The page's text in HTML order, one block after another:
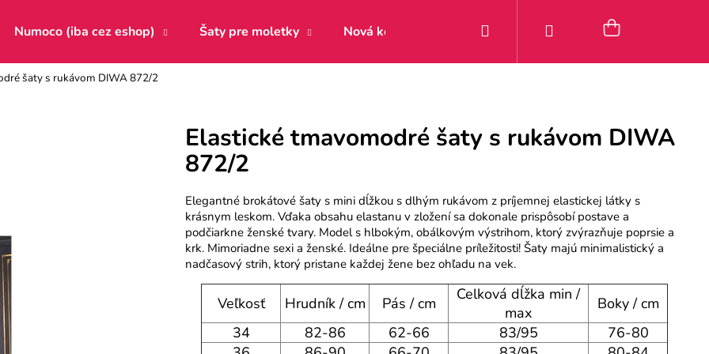
Numoco (iba cez eshop) Šaty pre moletky Nová kolekcia Zľavy Posledné kúsky 9–49 €
PrihlásenieNákupný
šaty s rukávom DIWA 872/2
Elastické tmavomodré šaty s rukávom DIWA
872/2
Elegantné brokátové šaty s mini dĺžkou s dlhým rukávom z príjemnej elastickej látky s
krásnym leskom. Vďaka obsahu elastanu v zložení sa dokonale prispôsobí postave a
podčiarkne ženské tvary. Model s hlbokým, obálkovým výstrihom, ktorý zvýrazňuje poprsie a
krk. Mimoriadne sexi a ženské. Ideálne pre špeciálne príležitosti! Šaty majú minimalistický a
nadčasový strih, ktorý pristane každej žene bez ohľadu na vek.
Veľkosť Hrudník / cm Pás / cm
Celková dĺžka min /
max
Boky / cm
34
82-86 62-66 83/95
76-80
Čo potrebujete nájsť?
HĽADAŤ